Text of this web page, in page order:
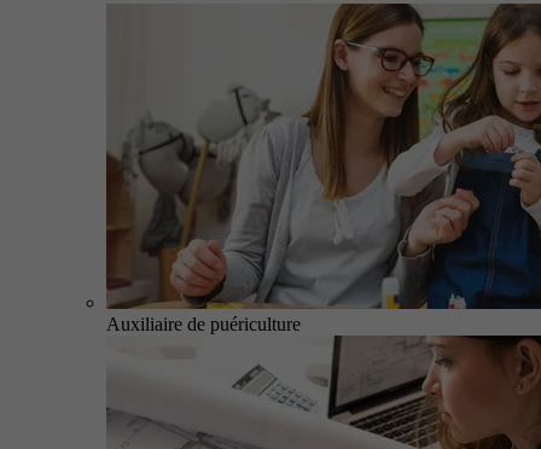
Auxiliaire de puériculture